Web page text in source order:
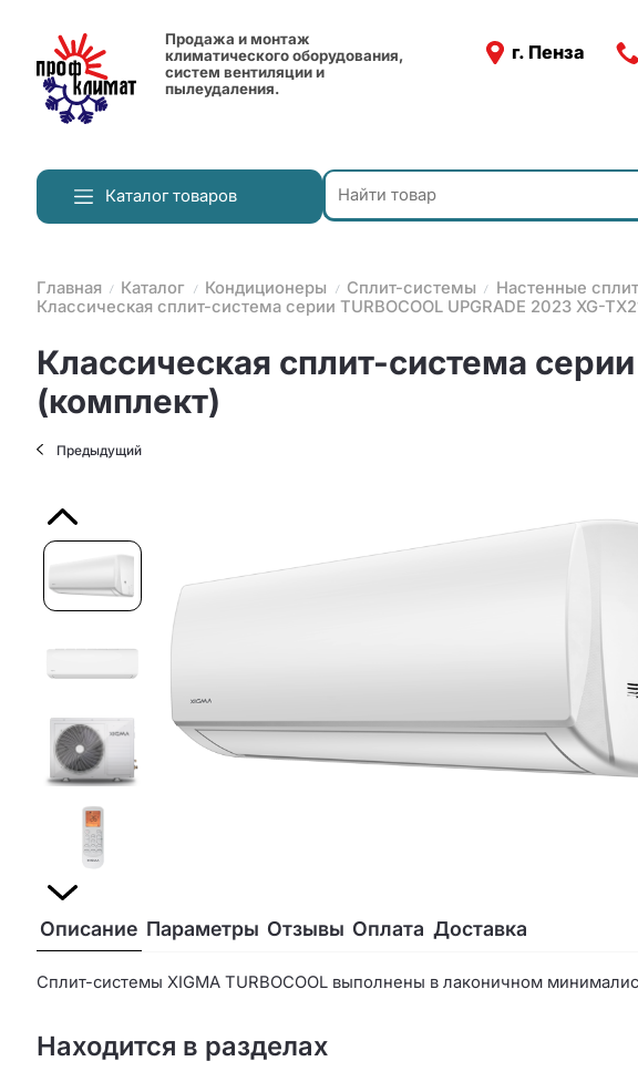
Продажа и монтаж
климатического оборудования,
систем вентиляции и
пылеудаления.
г. Пенза
Каталог товаров
Главная Каталог Кондиционеры Сплит-системы
Настенные
Классическая сплит-система серии TURBOCOOL UPGRADE 2023 XG-
Классическая сплит-система
(комплект)
Предыдущий
Описание Параметры Отзывы Оплата Доставка
Сплит-системы XIGMA TURBOCOOL выполнены в лаконичном
Находится в разделах